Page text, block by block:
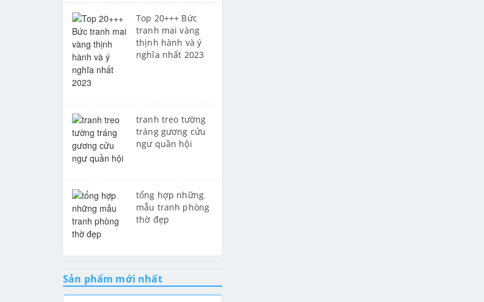
Top 20+++ Bức
tranh mai vàng
thịnh hành và ý
nghĩa nhất 2023
tranh treo tường
tráng gương cửu
ngư quần hội
tổng hợp những
mẫu tranh phòng
thờ đẹp
Sản phẩm mới nhất